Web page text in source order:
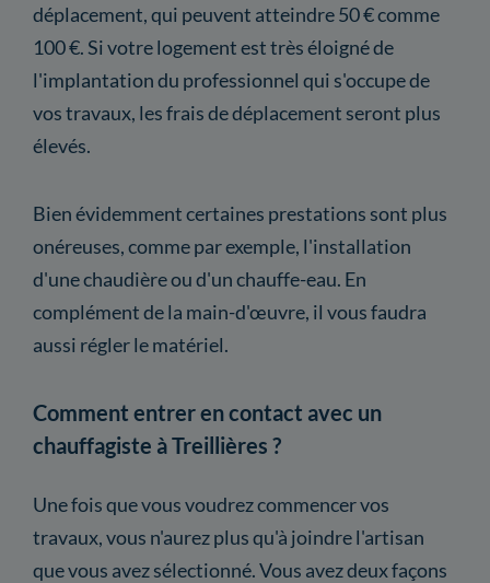
déplacement, qui peuvent atteindre 50 € comme
100 €. Si votre logement est très éloigné de
l'implantation du professionnel qui s'occupe de
vos travaux, les frais de déplacement seront plus
élevés.
Bien évidemment certaines prestations sont plus
onéreuses, comme par exemple, l'installation
d'une chaudière ou d'un chauffe-eau. En
complément de la main-d'œuvre, il vous faudra
aussi régler le matériel.
Comment entrer en contact avec un
chauffagiste à Treillières ?
Une fois que vous voudrez commencer vos
travaux, vous n'aurez plus qu'à joindre l'artisan
que vous avez sélectionné. Vous avez deux façons